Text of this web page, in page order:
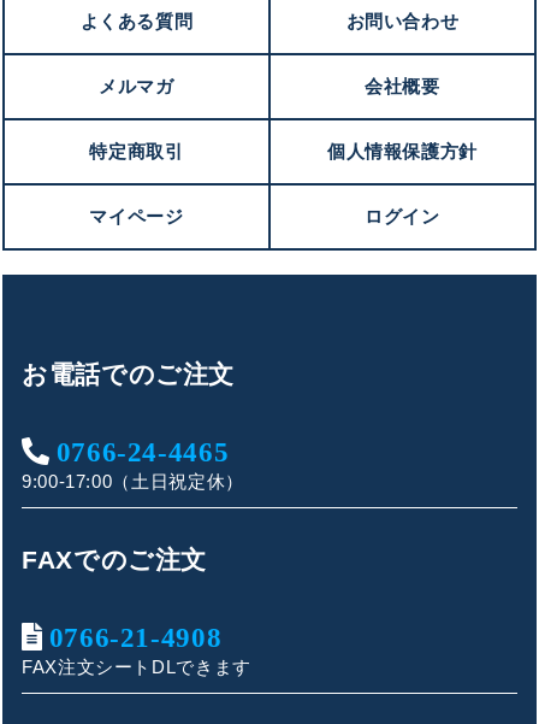
キンショウお問い合わせサポート
よくある質問 お問い合わせ
メルマガ 会社概要
特定商取引 個人情報保護方針
マイページ ログイン
お電話でのご注文
0766-24-4465
9:00-17:00（土日祝定休）
FAXでのご注文
0766-21-4908
FAX注文シートDLできます